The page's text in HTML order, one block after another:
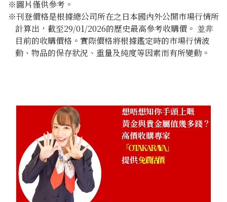
22K Gold (K22) George III Guinea Gold Coin
※圖片僅供參考。
※刊登價格是根據總公司所在之日本國內外公開市場行情所
計算出，截至29/01/2026的歷史最高參考收購價。 並非
目前的收購價格。實際價格將根據鑑定時的市場行情波
動、物品的保存狀況、重量及純度等因素而有所變動。
想唔想知你手頭上嘅
黃金與貴金屬值幾多錢？
高價收購專家
「OTAKARAYA」
提供免費估價